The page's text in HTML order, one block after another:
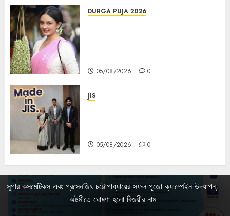
DURGA PUJA 2026
05/08/2026 0
JIS
05/08/2026 0
সুগার কসমেটিকস এবং প্রসেনজিৎ চট্টোপাধ্যায়ের সফল পূজো ক্যাম্পেইন উদযাপন,
অষ্টমীতে ঘোষণা হলো বিজয়ীর নাম